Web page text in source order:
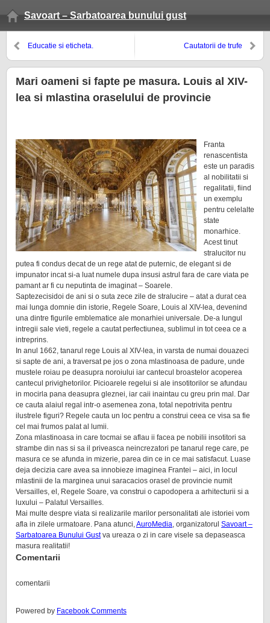
Savoart – Sarbatoarea bunului gust
Educatie si eticheta.
Cautatorii de trufe
Mari oameni si fapte pe masura. Louis al XIV-
lea si mlastina oraselului de provincie
Franta
renascentista
este un paradis
al nobilitatii si
regalitatii, fiind
un exemplu
pentru celelalte
state
monarhice.
Acest tinut
stralucitor nu
putea fi condus decat de un rege atat de puternic, de elegant si de
impunator incat si-a luat numele dupa insusi astrul fara de care viata pe
pamant ar fi cu neputinta de imaginat – Soarele.
Saptezecisidoi de ani si o suta zece zile de stralucire – atat a durat cea
mai lunga domnie din istorie, Regele Soare, Louis al XIV-lea, devenind
una dintre figurile emblematice ale monarhiei universale. De-a lungul
intregii sale vieti, regele a cautat perfectiunea, sublimul in tot ceea ce a
intreprins.
In anul 1662, tanarul rege Louis al XIV-lea, in varsta de numai douazeci
si sapte de ani, a traversat pe jos o zona mlastinoasa de padure, unde
mustele roiau pe deasupra noroiului iar cantecul broastelor acoperea
cantecul privighetorilor. Picioarele regelui si ale insotitorilor se afundau
in mocirla pana deasupra gleznei, iar caii inaintau cu greu prin mal. Dar
ce cauta alaiul regal intr-o asemenea zona, total nepotrivita pentru
ilustrele figuri? Regele cauta un loc pentru a construi ceea ce visa sa fie
cel mai frumos palat al lumii.
Zona mlastinoasa in care tocmai se aflau ii facea pe nobilii insotitori sa
strambe din nas si sa il priveasca neincrezatori pe tanarul rege care, pe
masura ce se afunda in mizerie, parea din ce in ce mai satisfacut. Luase
deja decizia care avea sa innobieze imaginea Frantei – aici, in locul
mlastinii de la marginea unui saracacios orasel de provincie numit
Versailles, el, Regele Soare, va construi o capodopera a arhitecturii si a
luxului – Palatul Versailles.
Mai multe despre viata si realizarile marilor personalitati ale istoriei vom
afla in zilele urmatoare. Pana atunci,AuroMedia, organizatorul Savoart –
Sarbatoarea Bunului Gustva ureaza o zi in care visele sa depaseasca
masura realitatii!
Comentarii
comentarii
Powered by Facebook Comments